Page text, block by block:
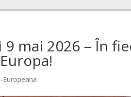
9 mai 2026 – În
Europeana